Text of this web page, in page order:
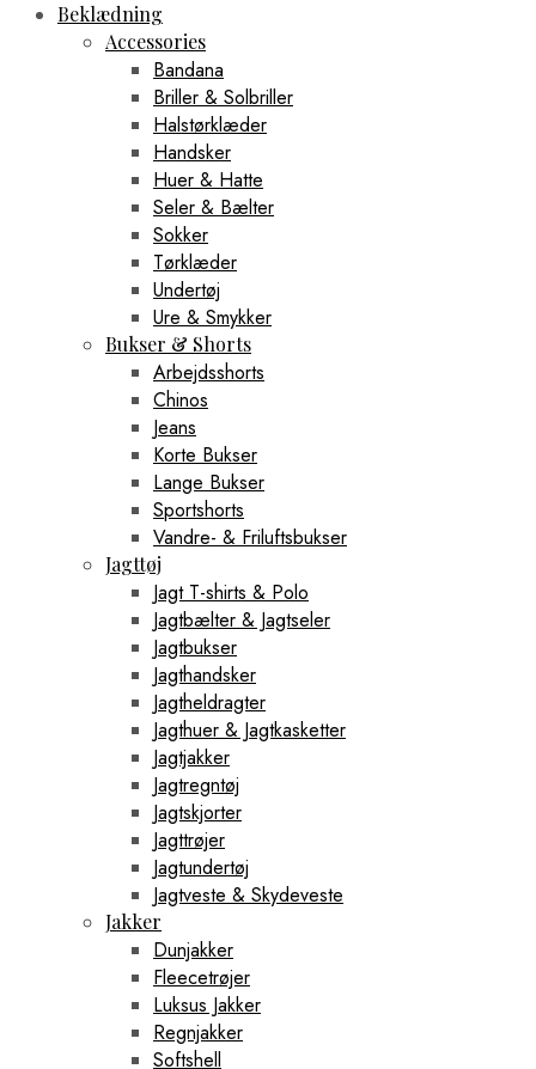
Beklædning
Accessories
Bandana
Briller & Solbriller
Halstørklæder
Handsker
Huer & Hatte
Seler & Bælter
Sokker
Tørklæder
Undertøj
Ure & Smykker
Bukser & Shorts
Arbejdsshorts
Chinos
Jeans
Korte Bukser
Lange Bukser
Sportshorts
Vandre- & Friluftsbukser
Jagttøj
Jagt T-shirts & Polo
Jagtbælter & Jagtseler
Jagtbukser
Jagthandsker
Jagtheldragter
Jagthuer & Jagtkasketter
Jagtjakker
Jagtregntøj
Jagtskjorter
Jagttrøjer
Jagtundertøj
Jagtveste & Skydeveste
Jakker
Dunjakker
Fleecetrøjer
Luksus Jakker
Regnjakker
Softshell